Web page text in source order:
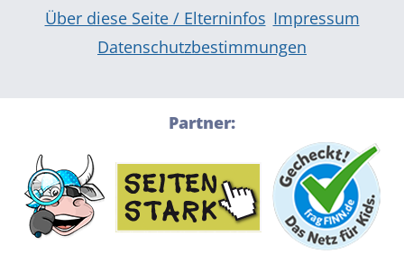
Über diese Seite / Elterninfos Impressum
Datenschutzbestimmungen
Über diese Seite / Elterninfos
Impressum
Datenschutzbestimmungen
Partner: